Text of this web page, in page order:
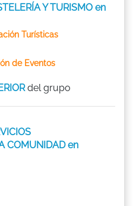
Y TURISMO en
Turísticas
de Eventos
del grupo
COMUNIDAD en